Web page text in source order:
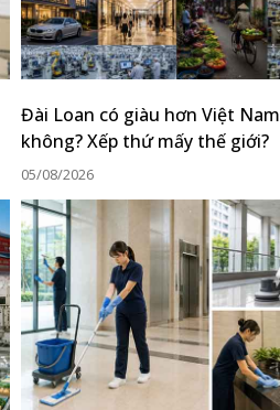
Đài Loan có giàu hơn Việt Nam
không? Xếp thứ mấy thế giới?
05/08/2026